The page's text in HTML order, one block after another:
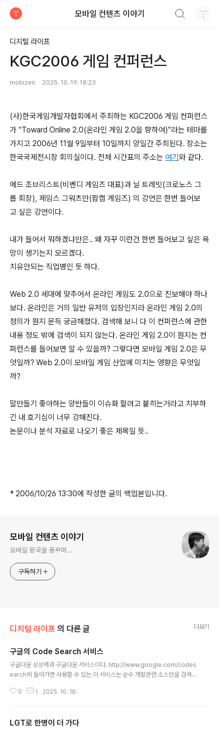
모바일 컨텐츠 이야기
디지털 라이프
KGC2006 게임 컨퍼런스
mobizen 2025. 10. 19. 18:23
(사)한국게임개발자협회에서 주최하는 KGC2006 게임 컨퍼런스
가 "Toward Online 2.0(온라인 게임 2.0을 향하여)"라는 테마를
가지고 2006년 11월 9일부터 10일까지 양일간 주최된다. 장소는
한국국제전시장 회의실이다. 전체 시간표의 주소는 여기와 같다.
에드 조브리스트(비벤디 게임즈 대표)과 닐 트레빗(크로노스 그
룹 회장), 제임스 그워츠만(팝캡 게임즈) 의 강연은 한번 들어보
고 싶은 강연이다.
내가 들어서 뭐하겠냐만은.. 왜 자꾸 이런건 한번 들어보고 싶은 욕
망이 생기는지 모르겠다.
치유안되는 직업병인 듯 하다.
Web 2.0 세대에 맞추어서 온라인 게임도 2.0으로 진보해야 하나
보다. 온라인은 거의 일반 유저의 입장인지라 온라인 게임 2.0의
정의가 뭔지 문득 궁금해졌다. 검색해 보니 다 이 컨퍼런스에 관한
내용 정도 밖에 검색이 되지 않는다. 온라인 게임 2.0이 뭔지는 컨
퍼런스를 들어보면 알 수 있을까? 그렇다면 모바일 게임 2.0은 무
엇일까? Web 2.0이 모바일 게임 산업에 미치는 영향은 무엇일
까?
말만들기 좋아하는 양반들이 이슈화 할려고 붙히는거라고 치부하
긴 내 호기심이 너무 강해진다.
논문이나 분석 자료로 나오기 좋은 제목일 듯..
* 2006/10/26 13:30에 작성한 글의 백업본입니다.
모바일 컨텐츠 이야기
모바일 왕국을 꿈꾸며...
구독하기
디지털 라이프 의 다른 글 더보기
구글의 Code Search 서비스
구글다운 상상력과 구글다운 서비스이다. http://www.google.com/codes
earch에 들어가면 사용할 수 있는 이 서비스는 순수 개발관련 소스만을 검색해
U 관련 소스 검색이 많다만 앞으로 일하는데 기본적인(!!) 검색 도구로 사용하면
툴이 좋고 정보의 영역이 넓다곤 하지만 진짜로 찾을려고 하는 소스는 찾기 힘
0 1 2025. 10. 18.
LGT로 한명이 더 가다